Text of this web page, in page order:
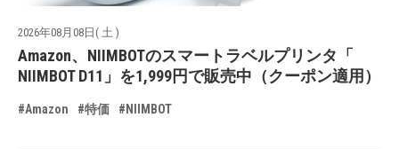
2026年08月08日( 土 )
Amazon、NIIMBOTのスマートラベルプリンタ「
NIIMBOT D11」を1,999円で販売中（クーポン適用）
#Amazon #特価 #NIIMBOT